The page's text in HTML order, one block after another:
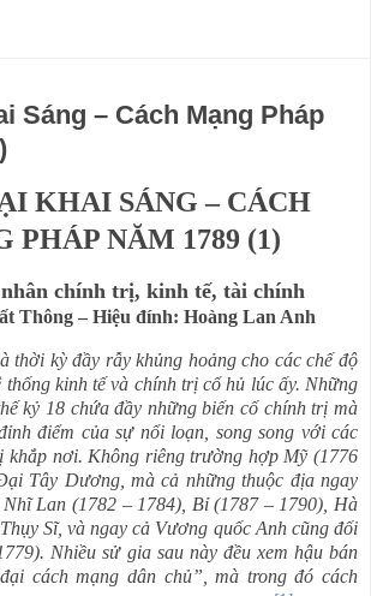
Sáng – Cách Mạng Pháp
KHAI SÁNG – CÁCH
PHÁP NĂM 1789 (1)
chính trị, kinh tế, tài chính
Thông – Hiệu đính: Hoàng Lan Anh
thời kỳ đầy rẫy khủng hoảng cho các chế độ
kinh tế và chính trị cổ hủ lúc ấy. Những
kỷ 18 chứa đầy những biến cố chính trị mà
điểm của sự nổi loạn, song song với các
khắp nơi. Không riêng trường hợp Mỹ (1776
Tây Dương, mà cả những thuộc địa ngay
Lan (1782 – 1784), Bỉ (1787 – 1790), Hà
Sĩ, và ngay cả Vương quốc Anh cũng đối
Nhiều sử gia sau này đều xem hậu bán
cách mạng dân chủ”, mà trong đó cách